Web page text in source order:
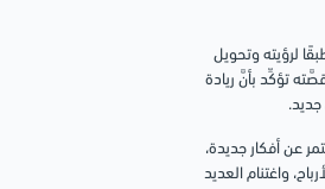
لرؤيته وتحويل
تؤكِّد بأنَّ ريادة
عن أفكار جديدة،
واغتنام العديد